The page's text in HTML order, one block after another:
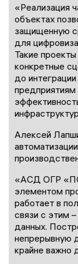
«Реализация
объектах
защищенную
для
Такие
конкретные
до
Алексей
«АСД ОГР
элементом
работает в
связи с этим
данных.
непрерывную
крайне важно